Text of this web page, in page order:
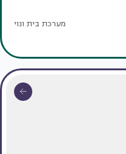
מערכת בית ונוי